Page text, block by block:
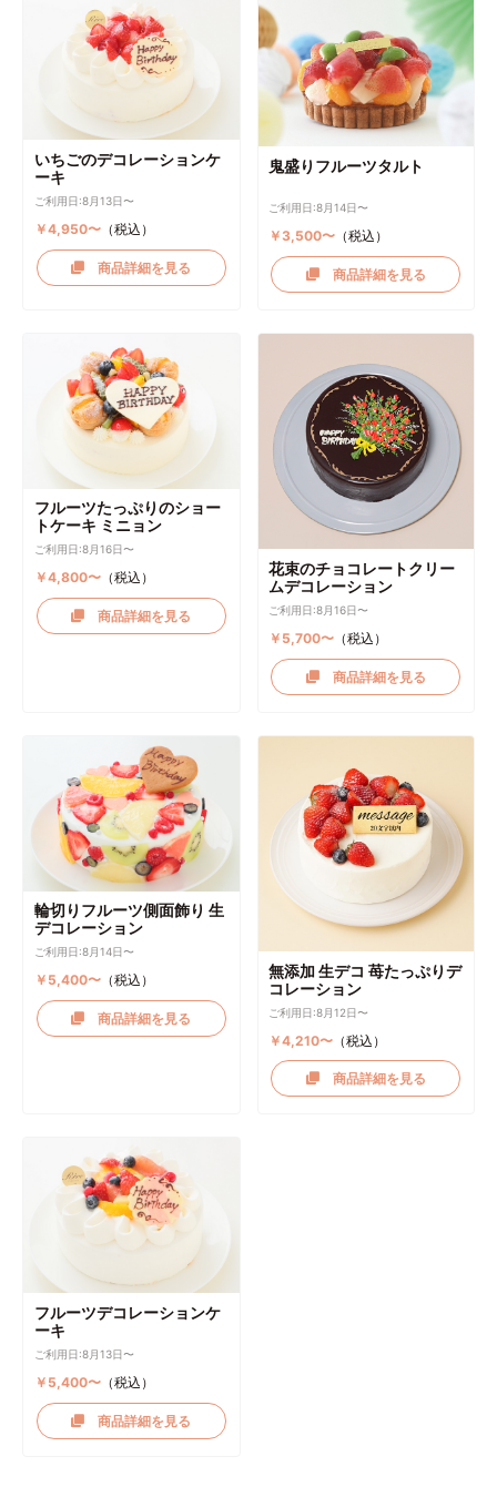
いちごのデコレーションケ
ーキ
ご利用日:8月13日〜
￥4,950〜（税込）
商品詳細を見る
鬼盛りフルーツタルト
ご利用日:8月14日〜
￥3,500〜 （税込）
商品詳細を見る
フルーツたっぷりのショー
トケーキ ミニョン
ご利用日:8月16日〜
￥4,800〜（税込）
商品詳細を見る
花束のチョコレートクリー
ムデコレーション
ご利用日:8月16日〜
￥5,700〜 （税込）
商品詳細を見る
輪切りフルーツ側面飾り 生
デコレーション
ご利用日:8月14日〜
￥5,400〜（税込）
商品詳細を見る
無添加 生デコ 苺たっぷりデ
コレーション
ご利用日:8月12日〜
￥4,210〜 （税込）
商品詳細を見る
フルーツデコレーションケ
ーキ
ご利用日:8月13日〜
￥5,400〜（税込）
商品詳細を見る